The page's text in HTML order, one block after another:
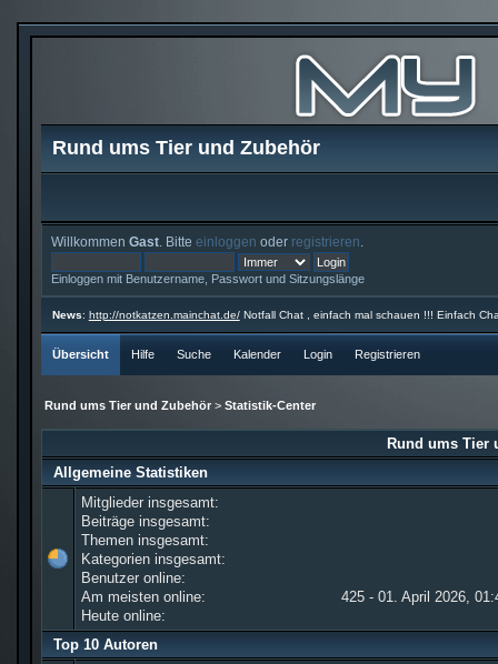
Rund ums Tier und Zubehör
Willkommen Gast. Bitte einloggen oder registrieren
Einloggen mit Benutzername, Passwort und Sitzungslänge
News: http://notkatzen.mainchat.de/Notfall Chat , einfach mal schauen !!! Einfach
Übersicht Hilfe Suche Kalender Login Registrieren
Rund ums Tier und Zubehör> Statistik-Center
Rund ums Tier
Allgemeine Statistiken
Mitglieder insgesamt:
Beiträge insgesamt:
Themen insgesamt:
Kategorien insgesamt:
Benutzer online:
Am meisten online:
425 - 01. April 2026,
Heute online:
Top 10 Autoren